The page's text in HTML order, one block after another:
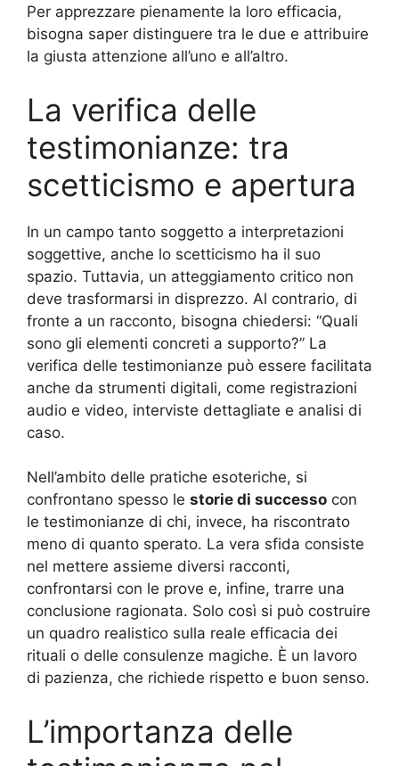
Per apprezzare pienamente la loro efficacia,
bisogna saper distinguere tra le due e attribuire
la giusta attenzione all’uno e all’altro.
La verifica delle
testimonianze: tra
scetticismo e apertura
In un campo tanto soggetto a interpretazioni
soggettive, anche lo scetticismo ha il suo
spazio. Tuttavia, un atteggiamento critico non
deve trasformarsi in disprezzo. Al contrario, di
fronte a un racconto, bisogna chiedersi: “Quali
sono gli elementi concreti a supporto?” La
verifica delle testimonianze può essere facilitata
anche da strumenti digitali, come registrazioni
audio e video, interviste dettagliate e analisi di
caso.
Nell’ambito delle pratiche esoteriche, si
confrontano spesso le storie di successo con
le testimonianze di chi, invece, ha riscontrato
meno di quanto sperato. La vera sfida consiste
nel mettere assieme diversi racconti,
confrontarsi con le prove e, infine, trarre una
conclusione ragionata. Solo così si può costruire
un quadro realistico sulla reale efficacia dei
rituali o delle consulenze magiche. È un lavoro
di pazienza, che richiede rispetto e buon senso.
L’importanza delle